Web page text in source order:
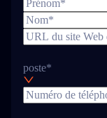
poste*